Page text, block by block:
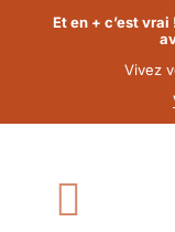
PasserEt en + c’est
Vivez